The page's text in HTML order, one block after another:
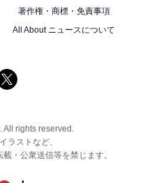
著作権・商標・免責事項
All About ニュースについて
All rights reserved.
ラストなど、
・公衆送信等を禁じます。